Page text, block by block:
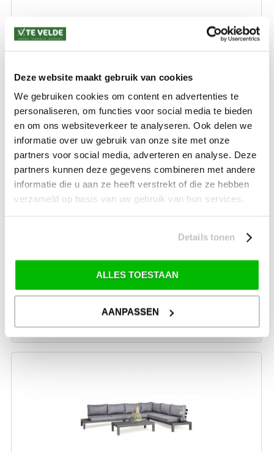
Deze website maakt gebruik van cookies
We gebruiken cookies om content en advertenties te
personaliseren, om functies voor social media te bieden
en om ons websiteverkeer te analyseren. Ook delen we
informatie over uw gebruik van onze site met onze
partners voor social media, adverteren en analyse. Deze
partners kunnen deze gegevens combineren met andere
informatie die u aan ze heeft verstrekt of die ze hebben
verzameld op basis van uw gebruik van hun services.
Details tonen
ALLES TOESTAAN
AANPASSEN
SUNS BREEZ VITA PLATFORM LOUNGESET ALUMINIUM
Afm. 275 x 275 cm.
€ 2.589,00